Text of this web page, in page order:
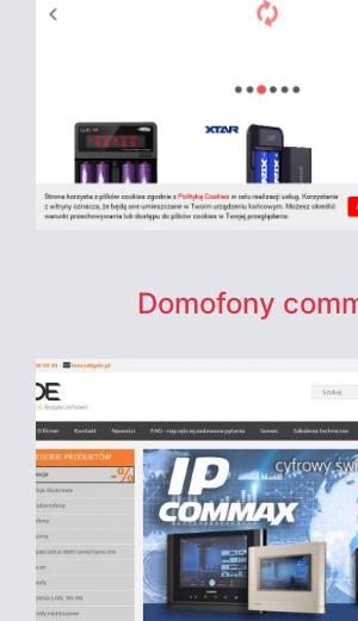
Domofony